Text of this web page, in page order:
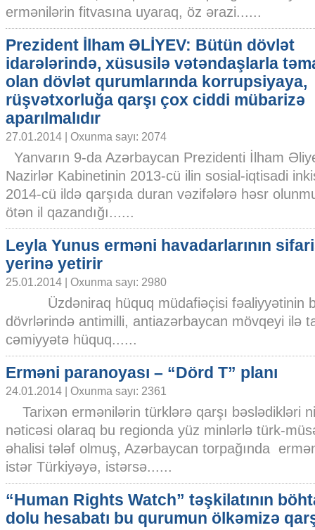
ermənilərin fitvasına uyaraq, öz ərazi......
Prezident İlham ƏLİYEV: Bütün dövlət
idarələrində, xüsusilə vətəndaşlarla
olan dövlət qurumlarında korrupsiyaya,
rüşvətxorluğa qarşı çox ciddi mübarizə
aparılmalıdır
27.01.2014 | Oxunma sayı: 2074
Yanvarın 9-da Azərbaycan Prezidenti İlham
Nazirlər Kabinetinin 2013-cü ilin sosial-iqtisadi
2014-cü ildə qarşıda duran vəzifələrə həsr
ötən il qazandığı......
Leyla Yunus erməni havadarlarının
yerinə yetirir
25.01.2014 | Oxunma sayı: 2980
Üzdəniraq hüquq müdafiəçisi fəaliyyətinin
dövrlərində antimilli, antiazərbaycan mövqeyi ilə
cəmiyyətə hüquq......
Erməni paranoyası – “Dörd T” planı
24.01.2014 | Oxunma sayı: 2361
Tarixən ermənilərin türklərə qarşı bəslədikləri
nəticəsi olaraq bu regionda yüz minlərlə türk-
əhalisi tələf olmuş, Azərbaycan torpağında
istər Türkiyəyə, istərsə......
“Human Rights Watch” təşkilatının
dolu hesabatı bu qurumun ölkəmizə